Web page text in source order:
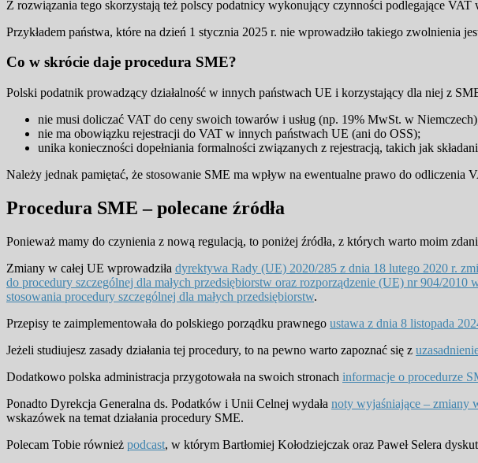
Z rozwiązania tego skorzystają też polscy podatnicy wykonujący czynności podlegające
Przykładem państwa, które na dzień 1 stycznia 2025 r. nie wprowadziło takiego zwolnienia
Co w skrócie daje procedura SME?
Polski podatnik prowadzący działalność w innych państwach UE i korzystający dla niej z
nie musi doliczać VAT do ceny swoich towarów i usług (np. 19% MwSt. w
nie ma obowiązku rejestracji do VAT w innych państwach UE (ani do OSS);
unika konieczności dopełniania formalności związanych z rejestracją, takich jak
Należy jednak pamiętać, że stosowanie SME ma wpływ na ewentualne prawo do odliczenia
Procedura SME – polecane źródła
Ponieważ mamy do czynienia z nową regulacją, to poniżej źródła, z których warto moim
Zmiany w całej UE wprowadziła dyrektywa Rady (UE) 2020/285 z dnia 18 lutego 2020 r.
do procedury szczególnej dla małych przedsiębiorstw oraz rozporządzenie (UE) nr 904/
stosowania procedury szczególnej dla małych przedsiębiorstw.
Przepisy te zaimplementowała do polskiego porządku prawnego ustawa z dnia 8 listopada
Jeżeli studiujesz zasady działania tej procedury, to na pewno warto zapoznać się z
Dodatkowo polska administracja przygotowała na swoich stronach informacje o procedurze
Ponadto Dyrekcja Generalna ds. Podatków i Unii Celnej wydała noty wyjaśniające – zmiany
wskazówek na temat działania procedury SME.
Polecam Tobie również podcast, w którym Bartłomiej Kołodziejczak oraz Paweł Selera